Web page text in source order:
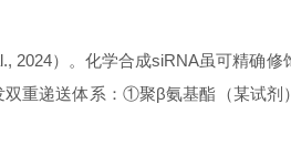
2024）。化学合成siRNA虽可精确
重递送体系：①聚β氨基酯（某试剂